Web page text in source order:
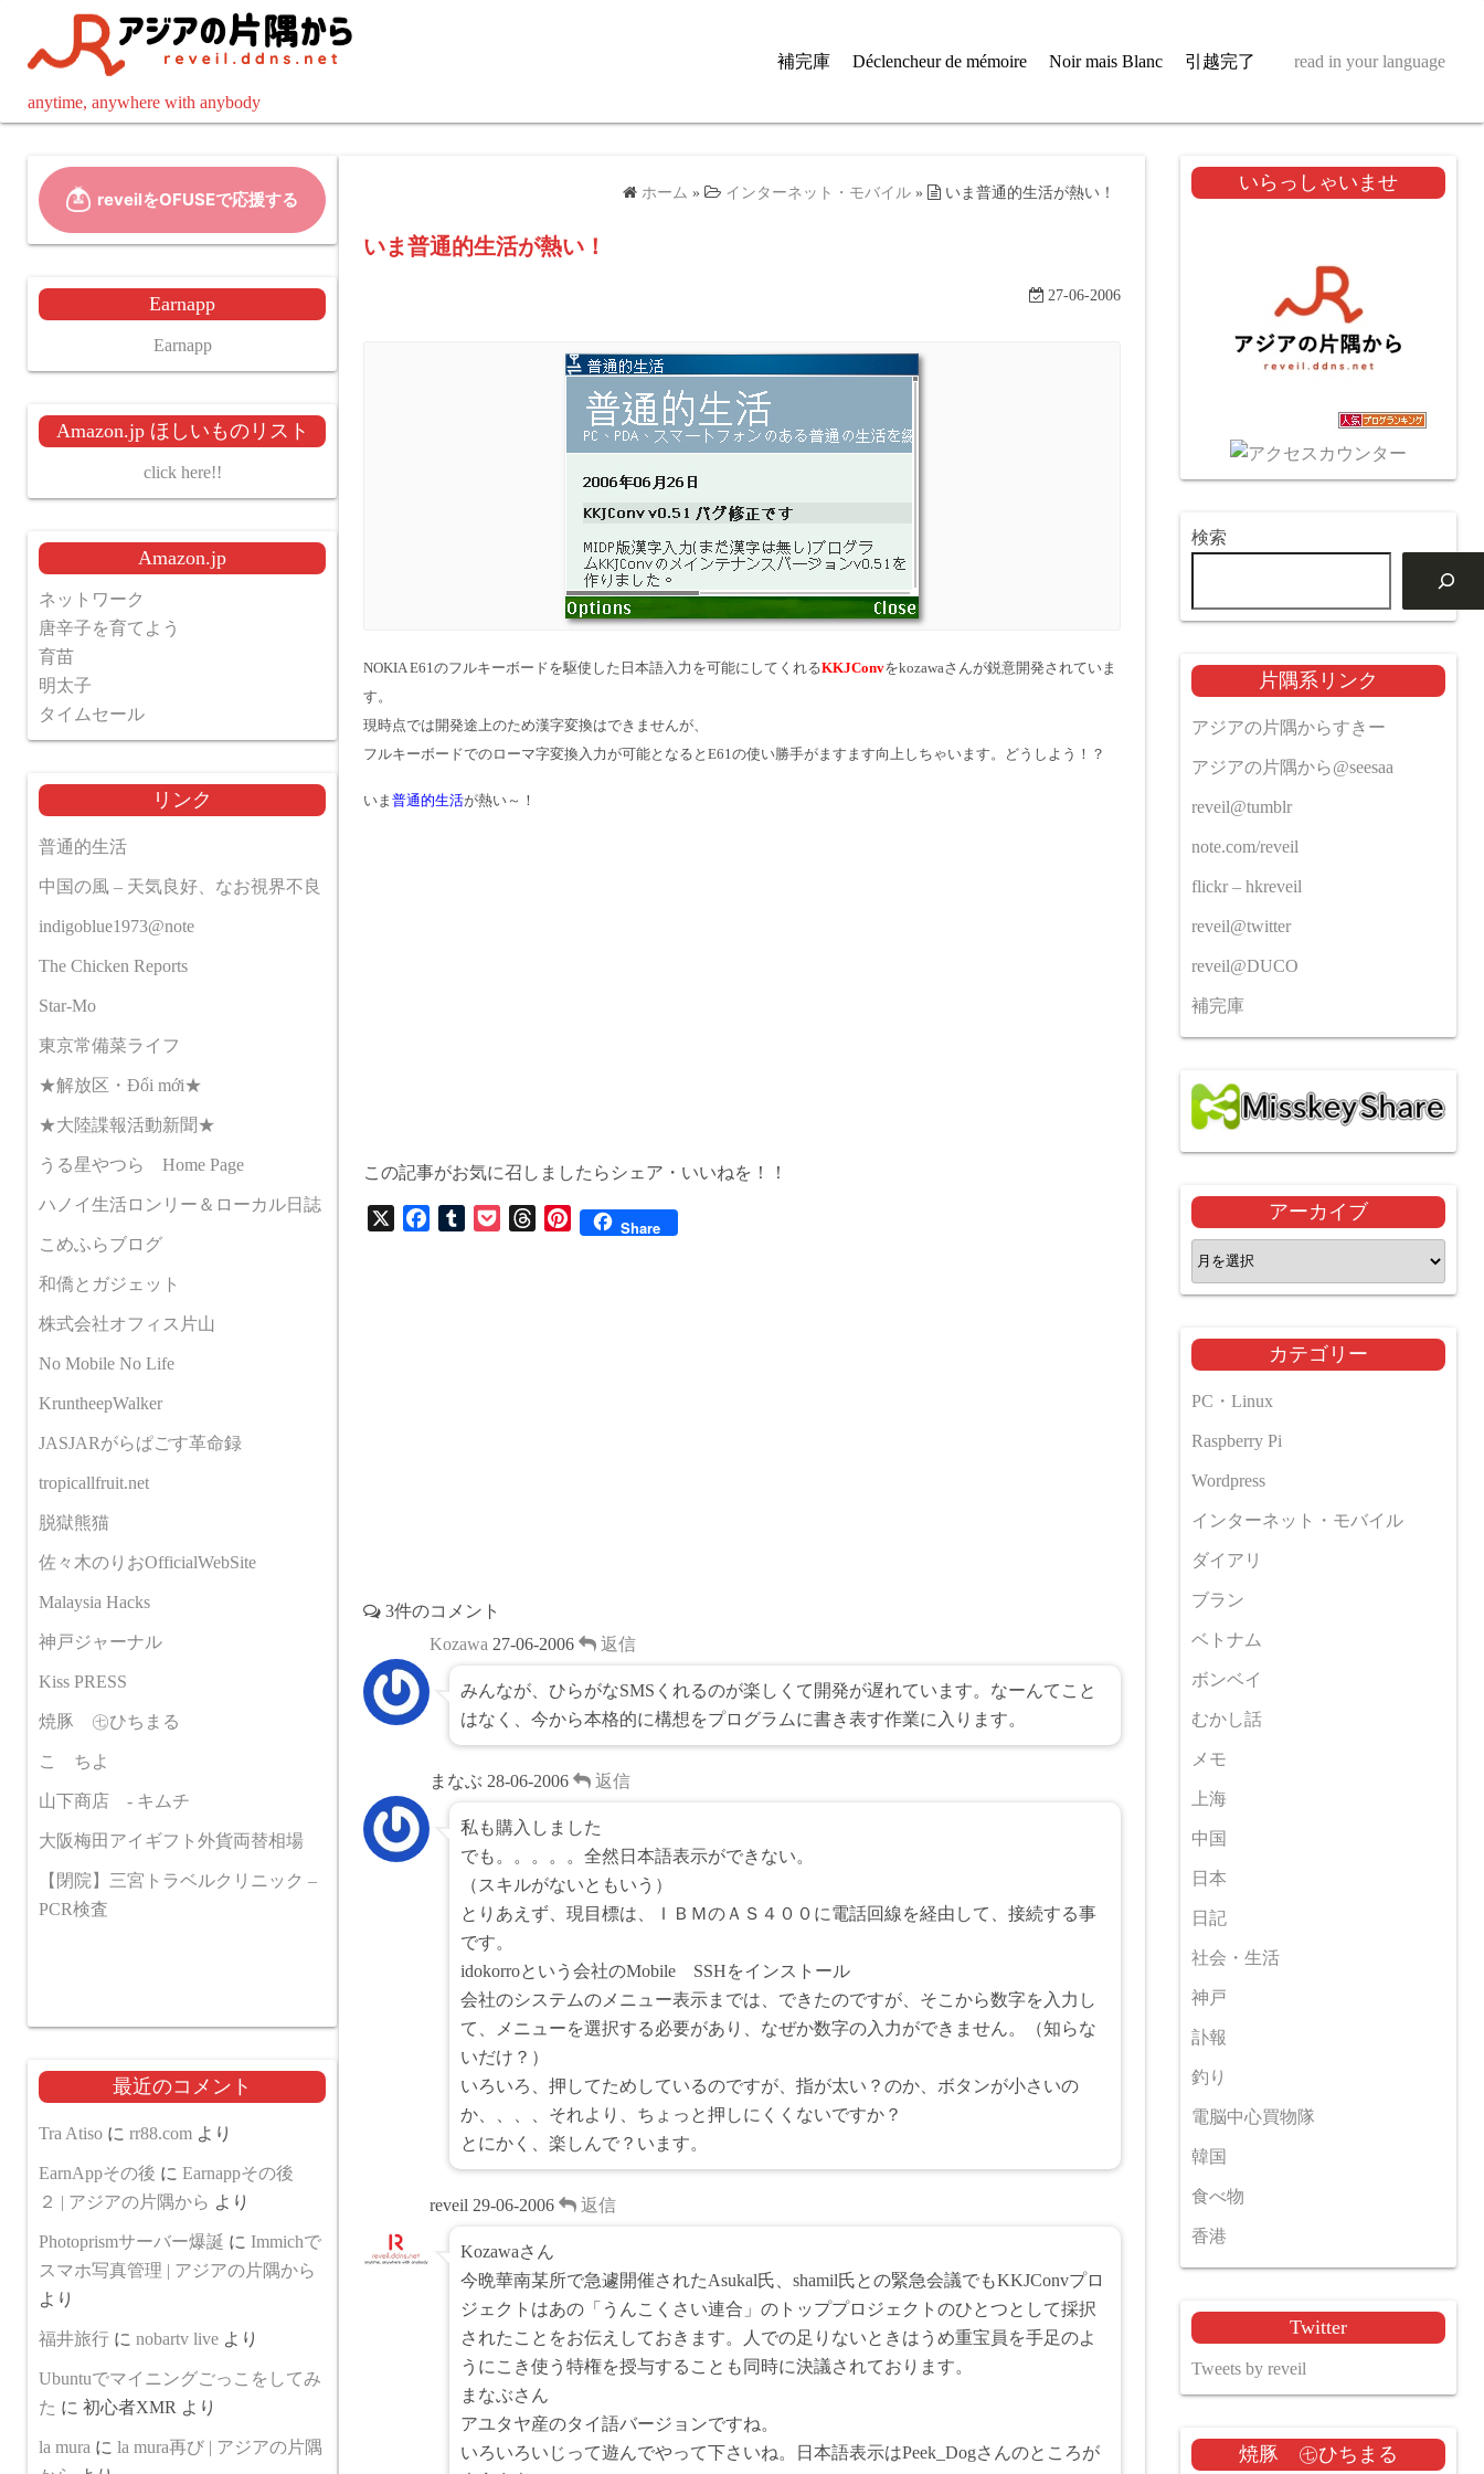
ツ
anytime, anywhere with anybody
補完庫 Déclencheur de mémoire Noir mais Blanc 引越完了 read in your language
ホーム » インターネット・モバイル » いま普通的生活が熱い！
いま普通的生活が熱い！
27-06-2006
NOKIA E61のフルキーボードを駆使した日本語入力を可能にしてくれるKKJConvをkozawaさんが鋭意開発されていま
す。
現時点では開発途上のため漢字変換はできませんが、
フルキーボードでのローマ字変換入力が可能となるとE61の使い勝手がますます向上しちゃいます。どうしよう！？
いま 普通的生活が熱い～！
この記事がお気に召しましたらシェア・いいねを！！
X
P
Share
3件のコメント
Kozawa 27-06-2006 返信
みんなが、ひらがなSMSくれるのが楽しくて開発が遅れています。なーんてこと
はなく、今から本格的に構想をプログラムに書き表す作業に入ります。
まなぶ 28-06-2006 返信
私も購入しました
でも。。。。。全然日本語表示ができない。
（スキルがないともいう）
とりあえず、現目標は、ＩＢＭのＡＳ４００に電話回線を経由して、接続する事
です。
idokorroという会社のMobile SSHをインストール
会社のシステムのメニュー表示までは、できたのですが、そこから数字を入力し
て、メニューを選択する必要があり、なぜか数字の入力ができません。（知らな
いだけ？）
いろいろ、押してためしているのですが、指が太い？のか、ボタンが小さいの
か、、、、それより、ちょっと押しにくくないですか？
とにかく、楽しんで？います。
reveil 29-06-2006 返信
Kozawaさん
今晩華南某所で急遽開催されたAsukal氏、shamil氏との緊急会議でもKKJConvプロ
ジェクトはあの「うんこくさい連合」のトッププロジェクトのひとつとして採択
されたことをお伝えしておきます。人での足りないときはうめ重宝員を手足のよ
うにこき使う特権を授与することも同時に決議されております。
まなぶさん
アユタヤ産のタイ語バージョンですね。
いろいろいじって遊んでやって下さいね。日本語表示はPeek_Dogさんのところが
Earnapp
Earnapp
Amazon.jp ほしいものリスト
click here!!
Amazon.jp
ネットワーク
唐辛子を育てよう
育苗
明太子
タイムセール
リンク
普通的生活
中国の風 – 天気良好、なお視界不良
indigoblue1973@note
The Chicken Reports
Star-Mo
東京常備菜ライフ
★解放区・Đổi mới★
★大陸諜報活動新聞★
うる星やつら Home Page
ハノイ生活ロンリー＆ローカル日誌
こめふらブログ
和僑とガジェット
株式会社オフィス片山
No Mobile No Life
KruntheepWalker
JASJARがらぱごす革命録
tropicallfruit.net
脱獄熊猫
佐々木のりおOfficialWebSite
Malaysia Hacks
神戸ジャーナル
Kiss PRESS
焼豚 ㊆ひちまる
こゝちよ
山下商店 - キムチ
大阪梅田アイギフト外貨両替相場
【閉院】三宮トラベルクリニック –
PCR検査
最近のコメント
Tra Atiso に rr88.com より
EarnAppその後 に Earnappその後
２ | アジアの片隅から より
Photoprismサーバー爆誕 に Immichで
スマホ写真管理 | アジアの片隅から
より
福井旅行 に nobartv live より
Ubuntuでマイニングごっこをしてみ
た に 初心者XMR より
la mura に la mura再び | アジアの片隅
いらっしゃいませ
検索
片隅系リンク
アジアの片隅からすきー
アジアの片隅から@seesaa
reveil@tumblr
note.com/reveil
flickr – hkreveil
reveil@twitter
reveil@DUCO
補完庫
アーカイブ
ア
ー
イ
ブ
カテゴリー
PC・Linux
Raspberry Pi
Wordpress
インターネット・モバイル
ダイアリ
ブラン
ベトナム
ボンベイ
むかし話
メモ
上海
中国
日本
日記
社会・生活
神戸
訃報
釣り
電脳中心買物隊
韓国
食べ物
香港
Twitter
Tweets by reveil
焼豚 ㊆ひちまる